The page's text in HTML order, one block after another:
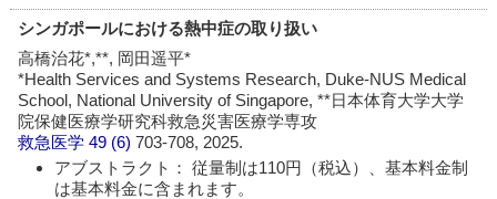
シンガポールにおける熱中症の取り扱い
高橋治花*,**, 岡田遥平*
*Health Services and Systems Research, Duke-NUS Medical
School, National University of Singapore, **日本体育大学大学
院保健医療学研究科救急災害医療学専攻
救急医学 49 (6)703-708, 2025.
アブストラクト： 従量制は110円（税込）、基本料金制
は基本料金に含まれます。